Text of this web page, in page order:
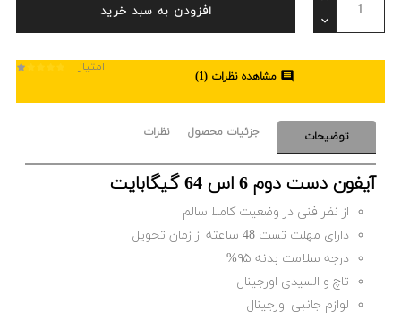
افزودن به سبد خرید
امتیاز
 مشاهده نظرات (1
)
توضیحات جزئیات محصول نظرات
آیفون دست دوم 6 اس 64 گیگابایت
از نظر فنی در وضعیت کاملا سالم
دارای مهلت تست 48 ساعته از زمان تحویل
درجه سلامت بدنه ۹۵%
تاچ و السیدی اورجینال
لوازم جانبی اورجینال